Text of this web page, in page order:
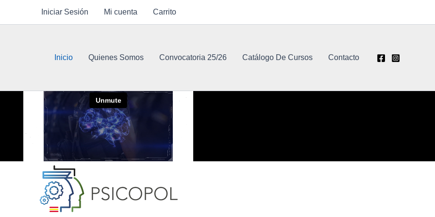
Iniciar Sesión Mi cuenta Carrito
Inicio Quienes Somos Convocatoria 25/26 Catálogo De Cursos Contacto